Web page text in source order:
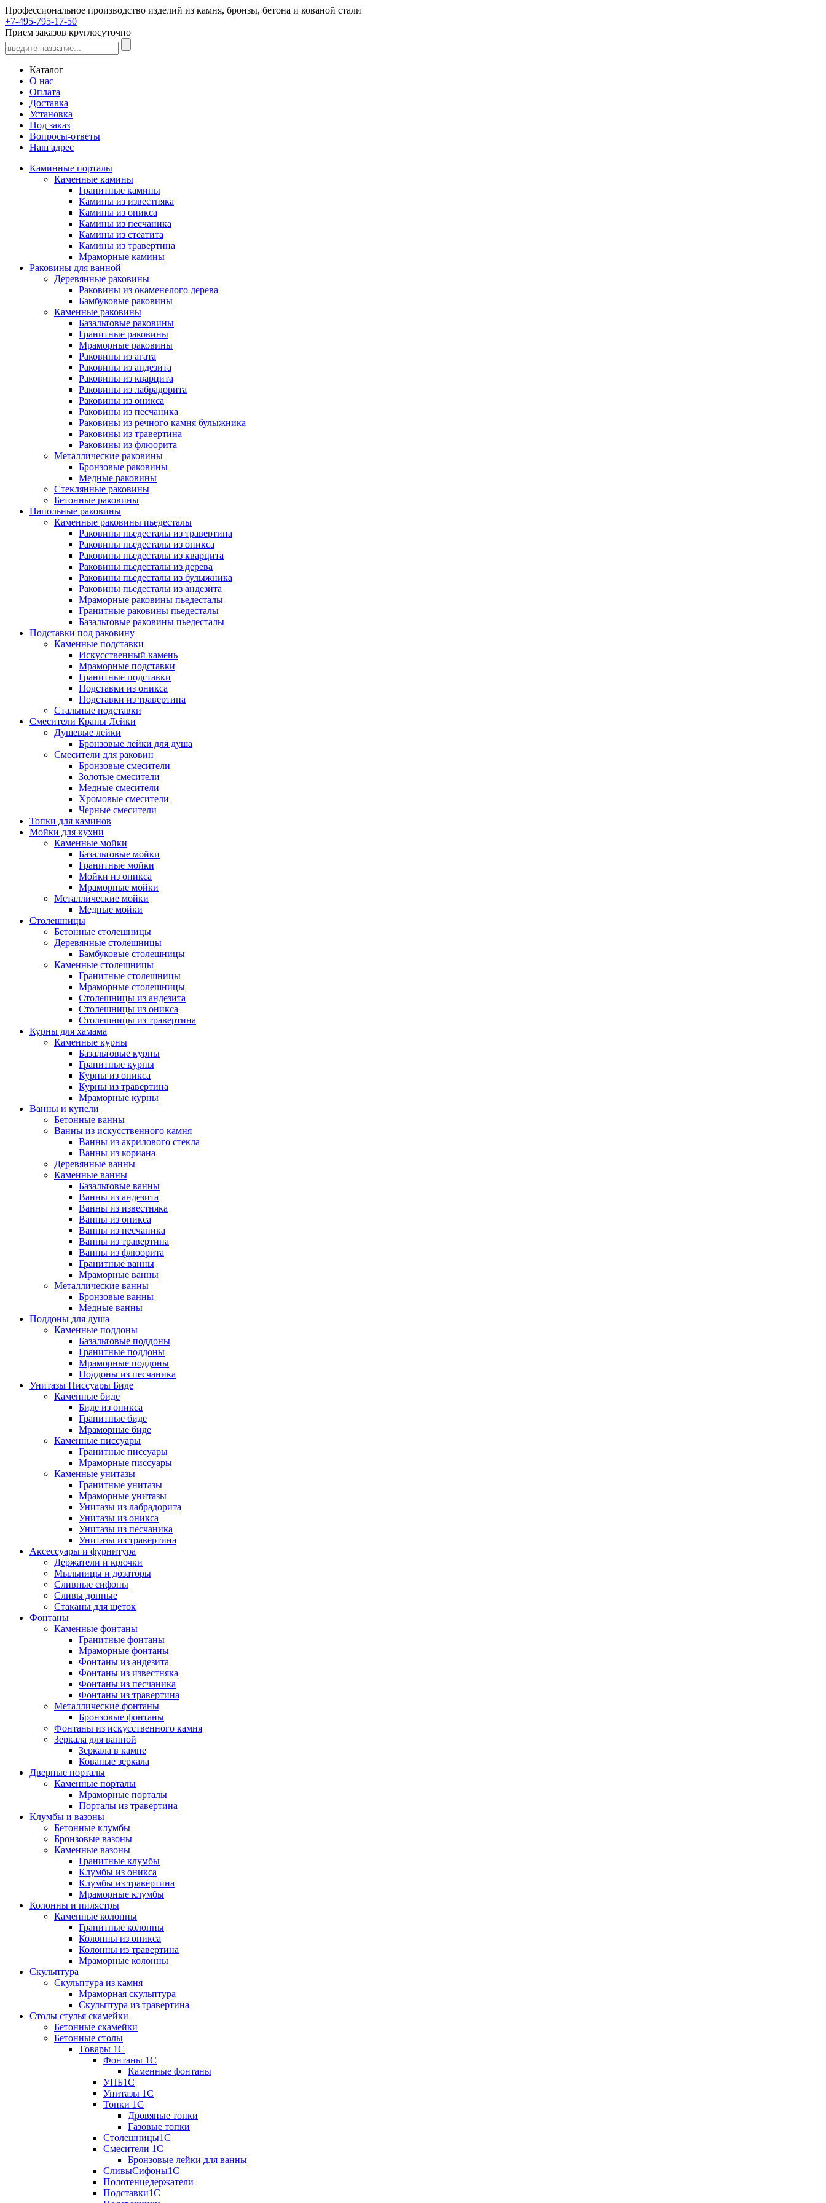
Профессиональное производство изделий из камня, бронзы, бетона и кованой стали
+7-495-795-17-50
Прием заказов круглосуточно
Каталог
О нас
Оплата
Доставка
Установка
Под заказ
Вопросы-ответы
Наш адрес
Каминные порталы
Каменные камины
Гранитные камины
Камины из известняка
Камины из оникса
Камины из песчаника
Камины из стеатита
Камины из травертина
Мраморные камины
Раковины для ванной
Деревянные раковины
Раковины из окаменелого дерева
Бамбуковые раковины
Каменные раковины
Базальтовые раковины
Гранитные раковины
Мраморные раковины
Раковины из агата
Раковины из андезита
Раковины из кварцита
Раковины из лабрадорита
Раковины из оникса
Раковины из песчаника
Раковины из речного камня булыжника
Раковины из травертина
Раковины из флюорита
Металлические раковины
Бронзовые раковины
Медные раковины
Стеклянные раковины
Бетонные раковины
Напольные раковины
Каменные раковины пьедесталы
Раковины пьедесталы из травертина
Раковины пьедесталы из оникса
Раковины пьедесталы из кварцита
Раковины пьедесталы из дерева
Раковины пьедесталы из булыжника
Раковины пьедесталы из андезита
Мраморные раковины пьедесталы
Гранитные раковины пьедесталы
Базальтовые раковины пьедесталы
Подставки под раковину
Каменные подставки
Искусственный камень
Мраморные подставки
Гранитные подставки
Подставки из оникса
Подставки из травертина
Стальные подставки
Смесители Краны Лейки
Душевые лейки
Бронзовые лейки для душа
Смесители для раковин
Бронзовые смесители
Золотые смесители
Медные смесители
Хромовые смесители
Черные смесители
Топки для каминов
Мойки для кухни
Каменные мойки
Базальтовые мойки
Гранитные мойки
Мойки из оникса
Мраморные мойки
Металлические мойки
Медные мойки
Столешницы
Бетонные столешницы
Деревянные столешницы
Бамбуковые столешницы
Каменные столешницы
Гранитные столешницы
Мраморные столешницы
Столешницы из андезита
Столешницы из оникса
Столешницы из травертина
Курны для хамама
Каменные курны
Базальтовые курны
Гранитные курны
Курны из оникса
Курны из травертина
Мраморные курны
Ванны и купели
Бетонные ванны
Ванны из искусственного камня
Ванны из акрилового стекла
Ванны из кориана
Деревянные ванны
Каменные ванны
Базальтовые ванны
Ванны из андезита
Ванны из известняка
Ванны из оникса
Ванны из песчаника
Ванны из травертина
Ванны из флюорита
Гранитные ванны
Мраморные ванны
Металлические ванны
Бронзовые ванны
Медные ванны
Поддоны для душа
Каменные поддоны
Базальтовые поддоны
Гранитные поддоны
Мраморные поддоны
Поддоны из песчаника
Унитазы Писсуары Биде
Каменные биде
Биде из оникса
Гранитные биде
Мраморные биде
Каменные писсуары
Гранитные писсуары
Мраморные писсуары
Каменные унитазы
Гранитные унитазы
Мраморные унитазы
Унитазы из лабрадорита
Унитазы из оникса
Унитазы из песчаника
Унитазы из травертина
Аксессуары и фурнитура
Держатели и крючки
Мыльницы и дозаторы
Сливные сифоны
Сливы донные
Стаканы для щеток
Фонтаны
Каменные фонтаны
Гранитные фонтаны
Мраморные фонтаны
Фонтаны из андезита
Фонтаны из известняка
Фонтаны из песчаника
Фонтаны из травертина
Металлические фонтаны
Бронзовые фонтаны
Фонтаны из искусственного камня
Зеркала для ванной
Зеркала в камне
Кованые зеркала
Дверные порталы
Каменные порталы
Мраморные порталы
Порталы из травертина
Клумбы и вазоны
Бетонные клумбы
Бронзовые вазоны
Каменные вазоны
Гранитные клумбы
Клумбы из оникса
Клумбы из травертина
Мраморные клумбы
Колонны и пилястры
Каменные колонны
Гранитные колонны
Колонны из оникса
Колонны из травертина
Мраморные колонны
Скульптура
Скульптура из камня
Мраморная скульптура
Скульптура из травертина
Столы стулья скамейки
Бетонные скамейки
Бетонные столы
Tовары 1C
Фонтаны 1C
Каменные фонтаны
УПБ1С
Унитазы 1С
Топки 1С
Дровяные топки
Газовые топки
Столешницы1С
Смесители 1С
Бронзовые лейки для ванны
СливыСифоны1С
Полотенцедержатели
Подставки1С